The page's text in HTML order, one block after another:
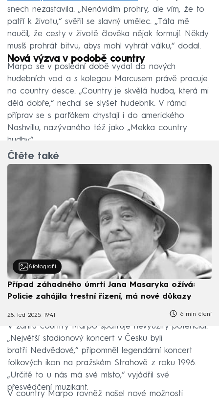
snech nezastavila. „Nenávidím prohry, ale vím, že to
patří k životu,“ svěřil se slavný umělec. „Táta mě
naučil, že cesty v životě člověka nějak formují. Někdy
musíš prohrát bitvu, abys mohl vyhrát válku,“ dodal.
Nová výzva v podobě country
Marpo se v poslední době vydal do nových
hudebních vod a s kolegou Marcusem právě pracuje
na country desce. „Country je skvělá hudba, která mi
dělá dobře,“ nechal se slyšet hudebník. V rámci
příprav se s parťákem chystají i do amerického
Nashvillu, nazývaného též jako „Mekka country
hudby“.
Čtěte také
8 fotografií
Případ záhadného úmrtí Jana Masaryka ožívá:
Policie zahájila trestní řízení, má nové důkazy
28. led 2025, 19:41 6 min čtení
V žánru country Marpo spatřuje nevyužitý potenciál.
„Největší stadionový koncert v Česku byli
bratři Nedvědové,“ připomněl legendární koncert
folkových ikon na pražském Strahově z roku 1996.
„Určitě to u nás má své místo,“ vyjádřil své
přesvědčení muzikant.
V country Marpo rovněž našel nové možnosti